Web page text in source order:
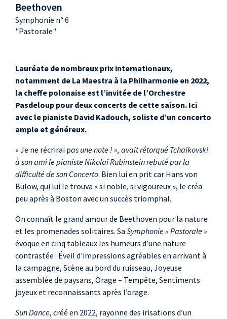
Beethoven
Symphonie n° 6
"Pastorale"
Lauréate de nombreux prix internationaux,
notamment de La Maestra à la Philharmonie en 2022,
la cheffe polonaise est l’invitée de l’Orchestre
Pasdeloup pour deux concerts de cette saison. Ici
avec le pianiste David Kadouch, soliste d’un concerto
ample et généreux.
« Je ne récrirai pas une note ! », avait rétorqué Tchaïkovski
à son ami le pianiste Nikolaï Rubinstein rebuté par la
difficulté de son Concerto. Bien lui en prit car Hans von
Bülow, qui lui le trouva « si noble, si vigoureux », le créa
peu après à Boston avec un succès triomphal.
On connaît le grand amour de Beethoven pour la nature
et les promenades solitaires. Sa Symphonie « Pastorale »
évoque en cinq tableaux les humeurs d’une nature
contrastée : Éveil d'impressions agréables en arrivant à
la campagne, Scène au bord du ruisseau, Joyeuse
assemblée de paysans, Orage – Tempête, Sentiments
joyeux et reconnaissants après l’orage.
Sun Dance, créé en 2022, rayonne des irisations d’un